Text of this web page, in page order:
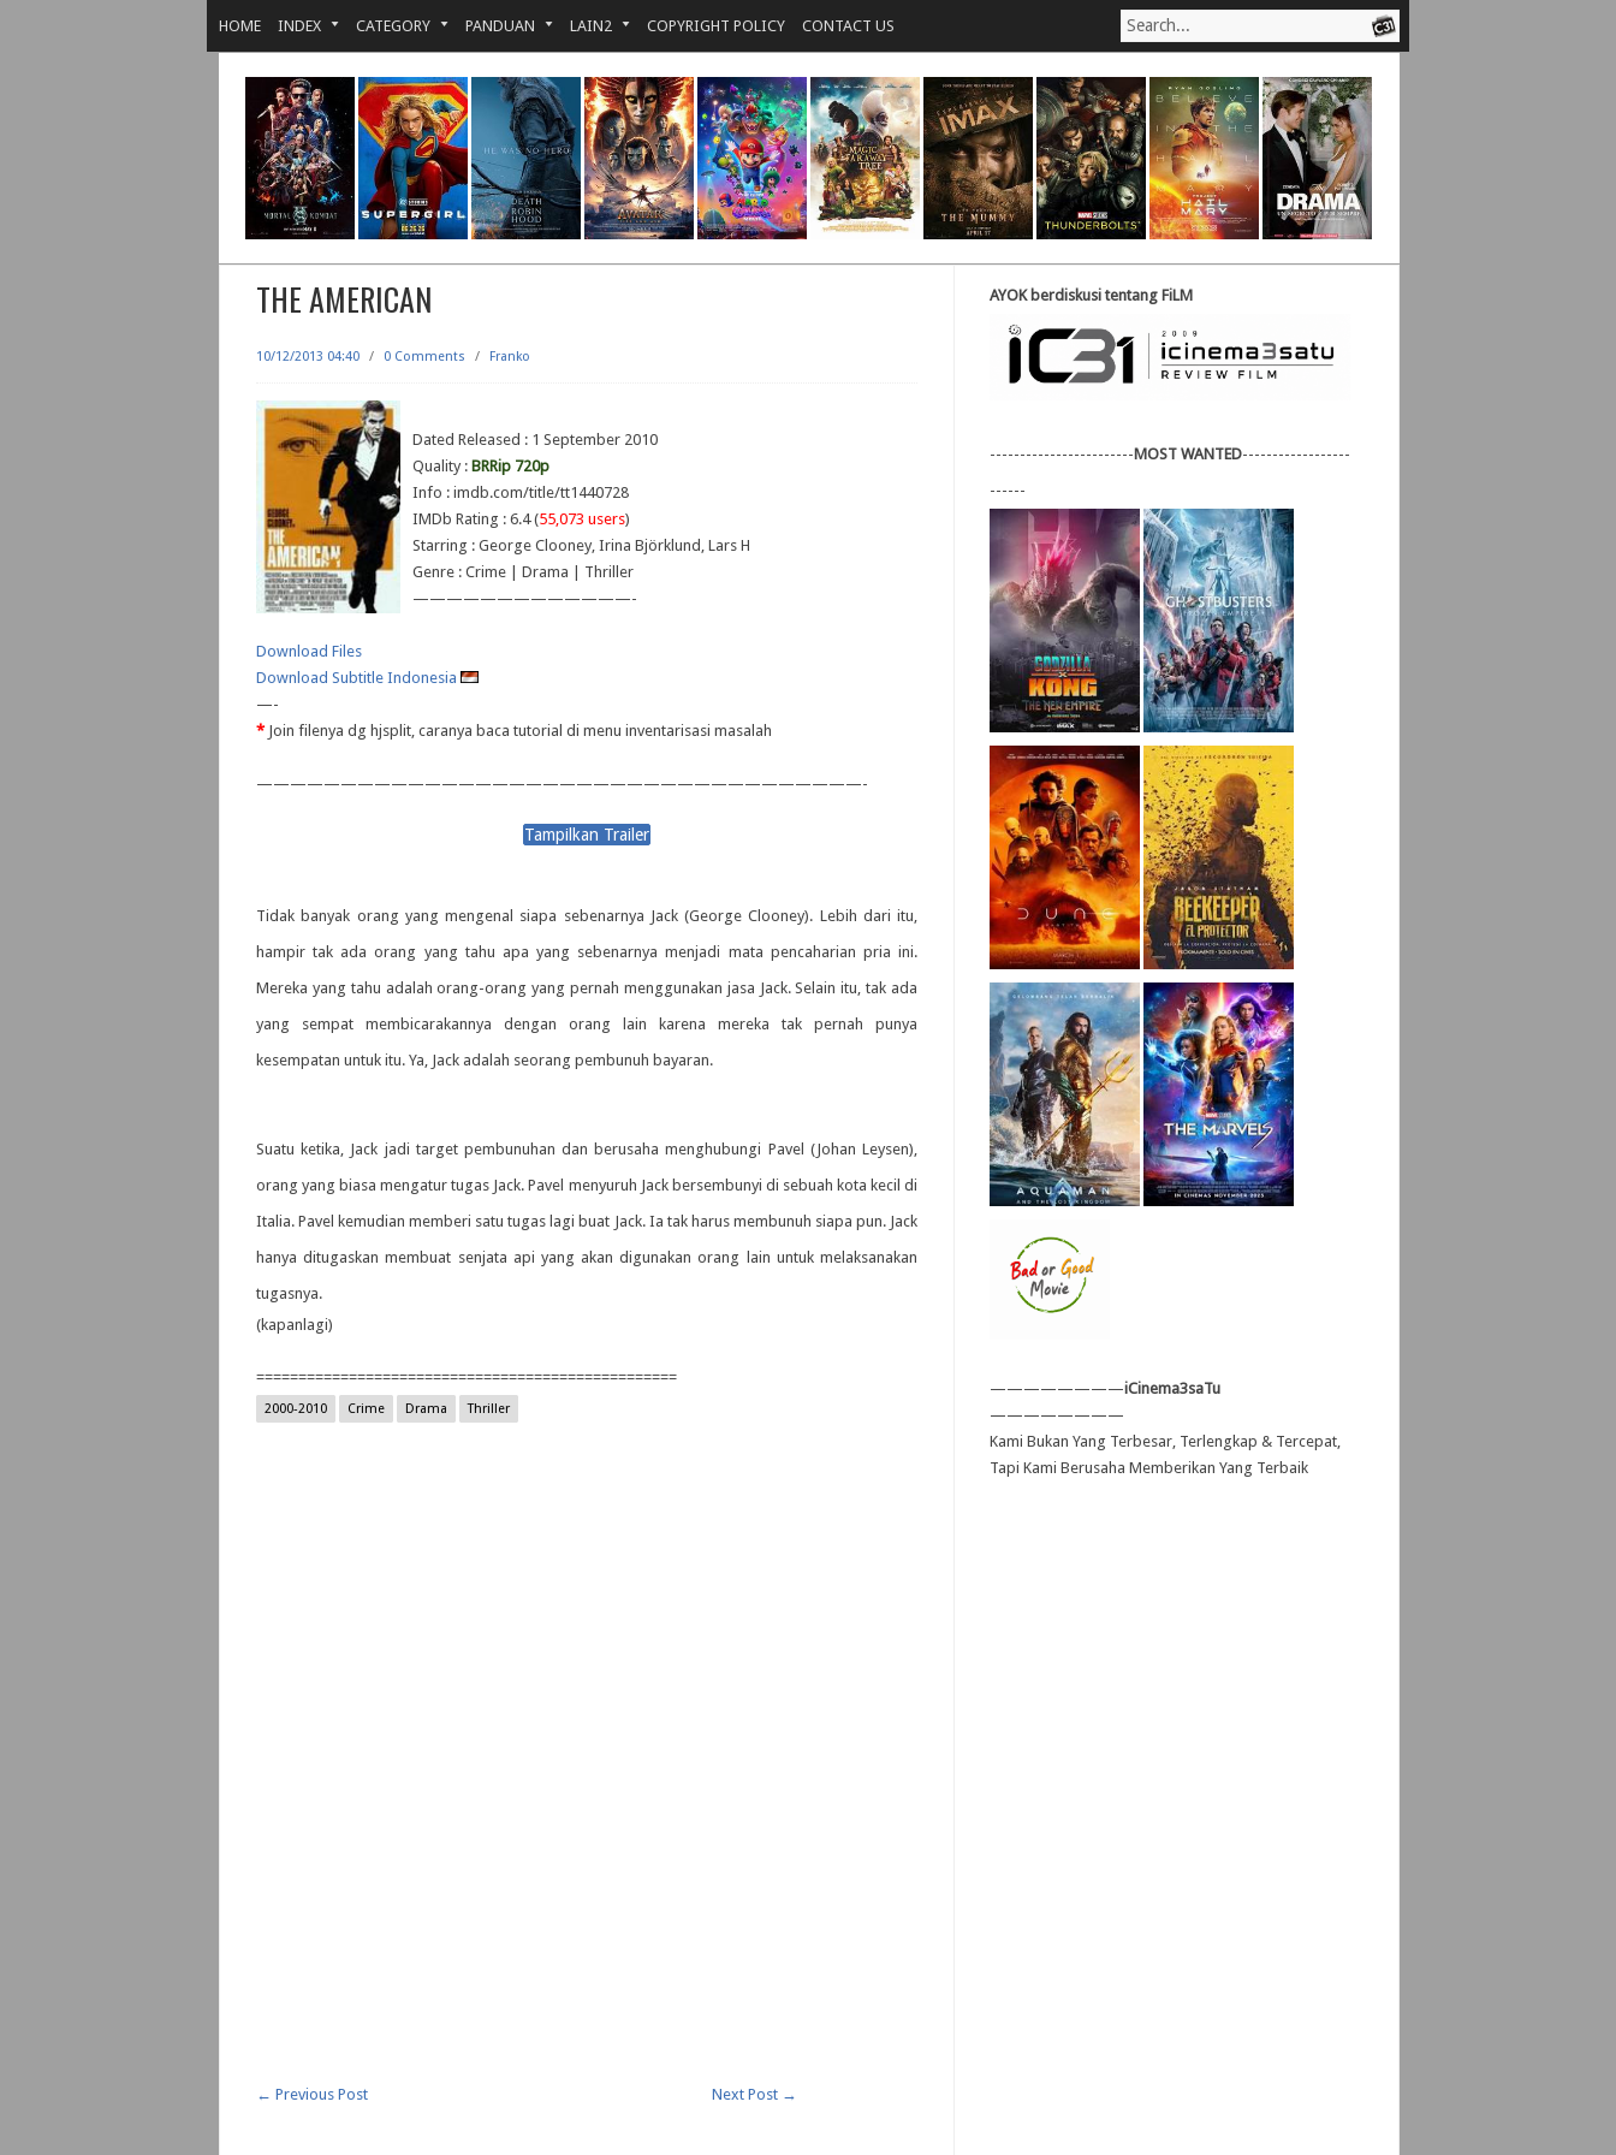
HOME INDEX CATEGORY PANDUAN LAIN2 COPYRIGHT POLICY CONTACT US
THE AMERICAN
10/12/2013 04:40 / 0 Comments / Franko
Dated Released : 1 September 2010
Quality : BRRip 720p
Info : imdb.com/title/tt1440728
IMDb Rating : 6.4 (55,073 users)
Starring : George Clooney, Irina Björklund, Lars H
Genre : Crime | Drama | Thriller
—————————————-
Download Files
Download Subtitle Indonesia
—-
*Join filenya dg hjsplit, caranya baca tutorial di menu inventarisasi masalah
————————————————————————————————————-
Tidak banyak orang yang mengenal siapa sebenarnya Jack (George Clooney). Lebih dari itu,
hampir tak ada orang yang tahu apa yang sebenarnya menjadi mata pencaharian pria ini.
Mereka yang tahu adalah orang-orang yang pernah menggunakan jasa Jack. Selain itu, tak ada
yang sempat membicarakannya dengan orang lain karena mereka tak pernah punya
kesempatan untuk itu. Ya, Jack adalah seorang pembunuh bayaran.
Suatu ketika, Jack jadi target pembunuhan dan berusaha menghubungi Pavel (Johan Leysen),
orang yang biasa mengatur tugas Jack. Pavel menyuruh Jack bersembunyi di sebuah kota kecil di
Italia. Pavel kemudian memberi satu tugas lagi buat Jack. Ia tak harus membunuh siapa pun. Jack
hanya ditugaskan membuat senjata api yang akan digunakan orang lain untuk melaksanakan
tugasnya.
(kapanlagi)
==================================================
2000-2010 Crime Drama Thriller
← Previous Post Next Post →
AYOK berdiskusi tentang FiLM
------------------------MOST WANTED------------------
------
————————iCinema3saTu
————————
Kami Bukan Yang Terbesar, Terlengkap & Tercepat,
Tapi Kami Berusaha Memberikan Yang Terbaik